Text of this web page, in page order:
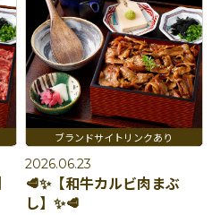
2026.06.23
🥩✨【和牛カルビ肉まぶ
し】✨🥩